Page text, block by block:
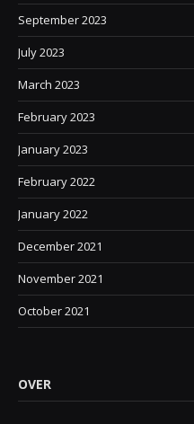
September 2023
July 2023
March 2023
February 2023
January 2023
February 2022
January 2022
December 2021
November 2021
October 2021
OVER